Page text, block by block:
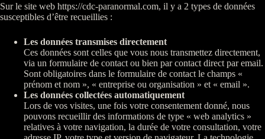
Sur le site web https://cdc-paranormal.com, il y a 2 types de données
susceptibles d’être recueillies :
Les données transmises directement
Ces données sont celles que vous nous transmettez directement,
via un formulaire de contact ou bien par contact direct par email.
Sont obligatoires dans le formulaire de contact le champs «
prénom et nom », « entreprise ou organisation » et « email ».
Les données collectées automatiquement
Lors de vos visites, une fois votre consentement donné, nous
pouvons recueillir des informations de type « web analytics »
relatives à votre navigation, la durée de votre consultation, votre